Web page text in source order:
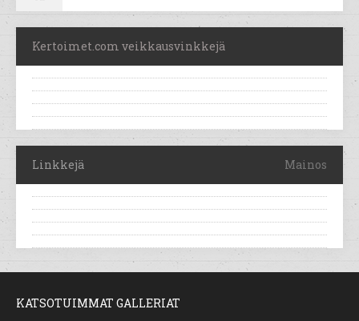
Kertoimet.com veikkausvinkkejä
Linkkejä Mainos
KATSOTUIMMAT GALLERIAT